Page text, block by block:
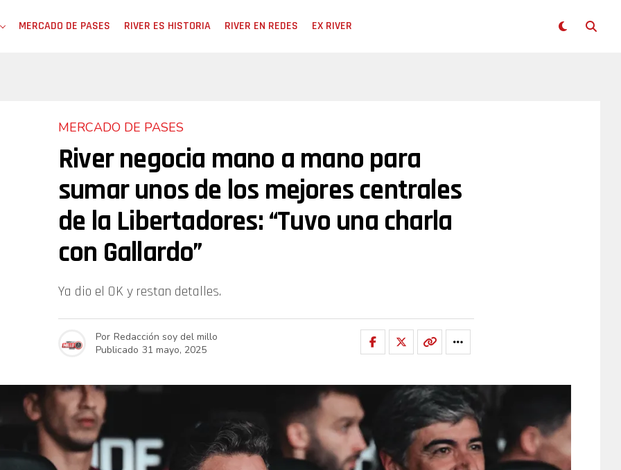
MERCADO DE PASES RIVER ES HISTORIA RIVER EN REDES EX RIVER
MERCADO DE PASES
River negocia mano a mano para
sumar unos de los mejores centrales
de la Libertadores: “Tuvo una charla
con Gallardo”
Ya dio el OK y restan detalles.
Por Redacción soy del millo
Publicado 31 mayo, 2025